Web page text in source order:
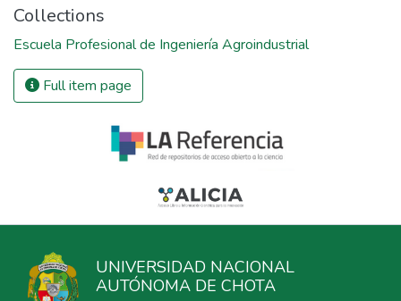
Collections
Escuela Profesional de Ingeniería Agroindustrial
Full item page
UNIVERSIDAD NACIONAL
AUTÓNOMA DE CHOTA